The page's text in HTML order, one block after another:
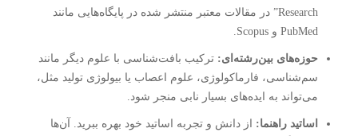
Research” در مقالات معتبر منتشر شده در پایگاه‌هایی مانند
PubMed و Scopus.
حوزه‌های بین‌رشته‌ای: ترکیب بافت‌شناسی با علوم دیگر مانند
سم‌شناسی، فارماکولوژی، علوم اعصاب یا بیولوژی تولید مثل،
می‌تواند به ایده‌های بسیار نابی منجر شود.
اساتید راهنما: از دانش و تجربه اساتید خود بهره ببرید. آن‌ها